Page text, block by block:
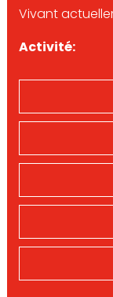
Vivant
Activité: